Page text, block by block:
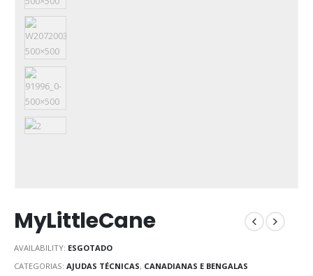
MyLittleCane
AVAILABILITY: ESGOTADO
CATEGORIAS: AJUDAS TÉCNICAS, CANADIANAS E BENGALAS